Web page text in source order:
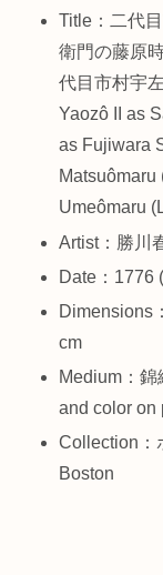
Title：二代
衛門の藤原
代目市村宇
Yaozô II as
as Fujiwara
Matsuômaru
Umeômaru
Artist：勝川
Date：1776
Dimensions
cm
Medium：
and color on
Collection：
Boston